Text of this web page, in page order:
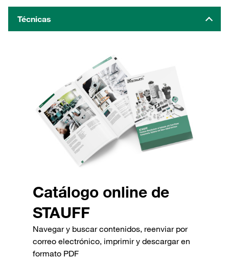
Técnicas
Catálogo online de
STAUFF
Navegar y buscar contenidos, reenviar por
correo electrónico, imprimir y descargar en
formato PDF